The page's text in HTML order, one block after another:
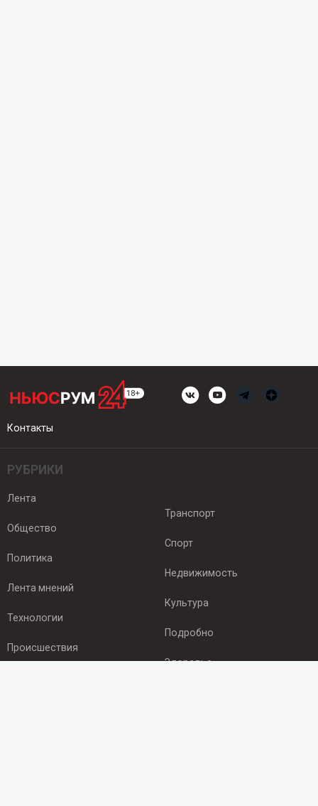
Контакты
РУБРИКИ
Лента
Общество
Политика
Лента мнений
Технологии
Происшествия
Транспорт
Спорт
Недвижимость
Культура
Подробно
Здоровье